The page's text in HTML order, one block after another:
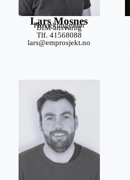
Lars Mosnes
Prosjektingeniør
BIM-ansvarlig
Tlf. 41568088
lars@emprosjekt.no